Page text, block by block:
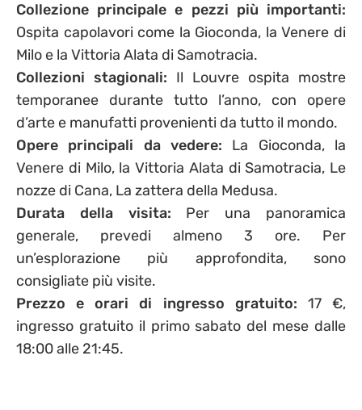
Collezione principale e pezzi più importanti:
Ospita capolavori come la Gioconda, la Venere di
Milo e la Vittoria Alata di Samotracia.
Collezioni stagionali: Il Louvre ospita mostre
temporanee durante tutto l’anno, con opere
d’arte e manufatti provenienti da tutto il mondo.
Opere principali da vedere: La Gioconda, la
Venere di Milo, la Vittoria Alata di Samotracia, Le
nozze di Cana, La zattera della Medusa.
Durata della visita: Per una panoramica
generale, prevedi almeno 3 ore. Per
un’esplorazione più approfondita, sono
consigliate più visite.
Prezzo e orari di ingresso gratuito: 17 €,
ingresso gratuito il primo sabato del mese dalle
18:00 alle 21:45.